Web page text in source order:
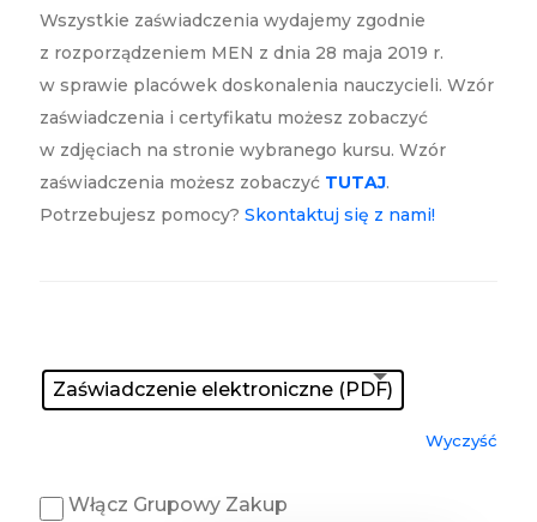
Wszystkie zaświadczenia wydajemy zgodnie
z rozporządzeniem MEN z dnia 28 maja 2019 r.
w sprawie placówek doskonalenia nauczycieli. Wzór
zaświadczenia i certyfikatu możesz zobaczyć
w zdjęciach na stronie wybranego kursu. Wzór
zaświadczenia możesz zobaczyć TUTAJ.
Potrzebujesz pomocy? Skontaktuj się z nami!
Zaświadczenie elektroniczne (PDF)
Wyczyść
Włącz Grupowy Zakup